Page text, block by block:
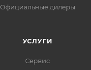
Официальные дилеры
УСЛУГИ
Сервис